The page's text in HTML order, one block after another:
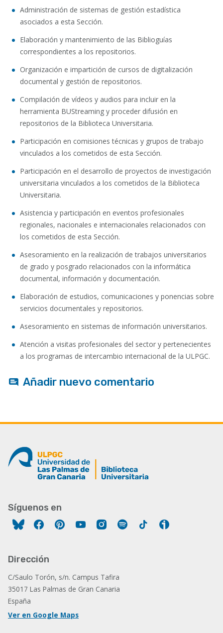
Administración de sistemas de gestión estadística
asociados a esta Sección.
Elaboración y mantenimiento de las Biblioguías
correspondientes a los repositorios.
Organización e impartición de cursos de digitalización
documental y gestión de repositorios.
Compilación de vídeos y audios para incluir en la
herramienta BUStreaming y proceder difusión en
repositorios de la Biblioteca Universitaria.
Participación en comisiones técnicas y grupos de trabajo
vinculados a los cometidos de esta Sección.
Participación en el desarrollo de proyectos de investigación
universitaria vinculados a los cometidos de la Biblioteca
Universitaria.
Asistencia y participación en eventos profesionales
regionales, nacionales e internacionales relacionados con
los cometidos de esta Sección.
Asesoramiento en la realización de trabajos universitarios
de grado y posgrado relacionados con la informática
documental, información y documentación.
Elaboración de estudios, comunicaciones y ponencias sobre
servicios documentales y repositorios.
Asesoramiento en sistemas de información universitarios.
Atención a visitas profesionales del sector y pertenecientes
a los programas de intercambio internacional de la ULPGC.
Añadir nuevo comentario
Síguenos en
FacebookPinterestYouTubeInstagram
Spotify Tiktok
Dirección
C/Saulo Torón, s/n. Campus Tafira
35017 Las Palmas de Gran Canaria
España
Ver en Google Maps